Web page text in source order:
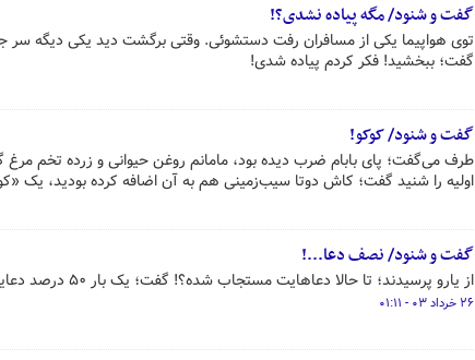
گفت و شنود/ مگه پیاده نشدی؟!
توی هواپیما یکی از مسافران رفت دستشوئی. وقتی برگشت دید یکی دیگه سر
گفت؛ ببخشید! فکر کردم پیاده شدی!
گفت و شنود/ کوکو!
طرف می‌گفت؛ پای بابام ضرب دیده بود، مامانم روغن حیوانی و زرده تخم
اولیه را شنید گفت؛ کاش دوتا سیب‌زمینی هم به آن اضافه کرده بودید، یک
گفت و شنود/ نصف دعا...!
از یارو پرسیدند؛ تا حالا دعاهایت مستجاب شده؟! گفت؛ یک بار ۵۰ درصد دعایم مستجاب شد.
۲۶ خرداد ۰۳ - ۰۱:۱۱